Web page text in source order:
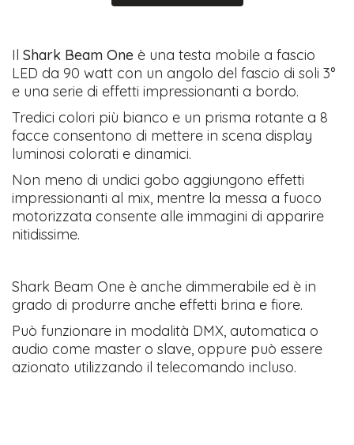
​IlShark Beam One è una testa mobile a fascio
LED da 90 watt con un angolo del fascio di soli 3°
e una serie di effetti impressionanti a bordo.
Tredici colori più bianco e un prisma rotante a 8
facce consentono di mettere in scena display
luminosi colorati e dinamici.
Non meno di undici gobo aggiungono effetti
impressionanti al mix, mentre la messa a fuoco
motorizzata consente alle immagini di apparire
nitidissime.
Shark Beam One è anche dimmerabile ed è in
grado di produrre anche effetti brina e fiore.
Può funzionare in modalità DMX, automatica o
audio come master o slave, oppure può essere
azionato utilizzando il telecomando incluso.